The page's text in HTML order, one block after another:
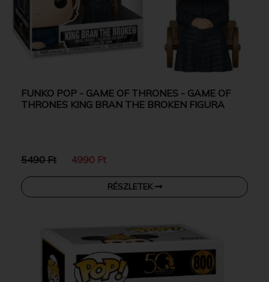
FUNKO POP - GAME OF THRONES - GAME OF
THRONES KING BRAN THE BROKEN FIGURA
5490 Ft 4990 Ft
RÉSZLETEK